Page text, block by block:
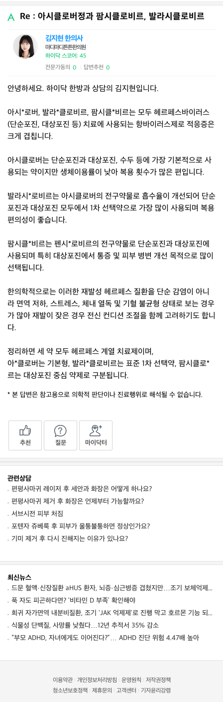
Re : 아시클로버정과 팜시클로비르, 발라시클로비르
김지현 한의사
마디마디튼튼한의원
하이닥 스코어: 45
전문가동의 0 답변추천 0
안녕하세요. 하이닥 한방과 상담의 김지현입니다.
아시*로버, 발라*클로비르, 팜시클*비르는 모두 헤르페스바이러스
(단순포진, 대상포진 등) 치료에 사용되는 항바이러스제로 적응증은
크게 겹칩니다.
아시클로버는 단순포진과 대상포진, 수두 등에 가장 기본적으로 사
용되는 약이지만 생체이용률이 낮아 복용 횟수가 많은 편입니다.
발라시*로비르는 아시클로버의 전구약물로 흡수율이 개선되어 단순
포진과 대상포진 모두에서 1차 선택약으로 가장 많이 사용되며 복용
편의성이 좋습니다.
팜시클*비르는 펜시*로비르의 전구약물로 단순포진과 대상포진에
사용되며 특히 대상포진에서 통증 및 피부 병변 개선 목적으로 많이
선택됩니다.
한의학적으로는 이러한 재발성 헤르페스 질환을 단순 감염이 아니
라 면역 저하, 스트레스, 체내 열독 및 기혈 불균형 상태로 보는 경우
가 많아 재발이 잦은 경우 전신 컨디션 조절을 함께 고려하기도 합니
다.
정리하면 세 약 모두 헤르페스 계열 치료제이며,
아*클로버는 기본형, 발라*클로비르는 표준 1차 선택약, 팜시클로*
르는 대상포진 중심 약제로 구분됩니다.
* 본 답변은 참고용으로 의학적 판단이나 진료행위로 해석될 수 없습니다.
추천 질문 마이닥터
관련상담
편평사마귀 레이저 후 세안과 화장은 어떻게 하나요?
편평사마귀 제거 후 화장은 언제부터 가능할까요?
서브시전 피부 처짐
포텐자 쥬베룩 후 피부가 울퉁불퉁하면 정상인가요?
기미 제거 후 다시 진해지는 이유가 있나요?
최신뉴스
드문 혈액·신장질환 aHUS 환자, 뇌증·심근병증 겹쳤지만…조기 보체억제치료로 신경학적 회복 보여
푹 자도 피곤하다면? ‘비타민 D 부족’ 확인해야
희귀 자가면역 내분비질환, 조기 'JAK 억제제'로 진행 막고 호르몬 기능 되살렸다
식물성 단백질, 사망률 낮췄다…12년 추적서 35% 감소
“부모 ADHD, 자녀에게도 이어진다?”… ADHD 진단 위험 4.47배 높아
이용약관 개인정보처리방침 운영원칙
저작권정책
청소년보호정책
제휴문의 고객센터 기자윤리강령